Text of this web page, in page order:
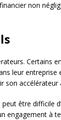
non
Certains
leur entreprise
son accélérateur
être difficile
engagement à